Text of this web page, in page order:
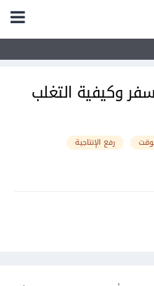
وكيفية التغلب
رفع الإنتاجية